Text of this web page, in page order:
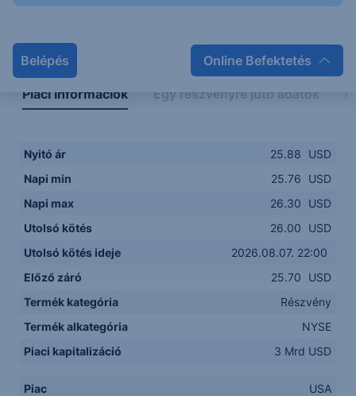
Belépés Online Befektetés
Piaci információk Egy részvényre jutó adatok
Nyitó ár 25.88
USD
Napi min
25.76
USD
Napi max
26.30
USD
Utolsó kötés
26.00
USD
Utolsó kötés ideje
2026.08.07. 22:00
Előző záró
25.70
USD
Termék kategória
Részvény
Termék alkategória
NYSE
Piaci kapitalizáció
3 Mrd USD
Piac
USA